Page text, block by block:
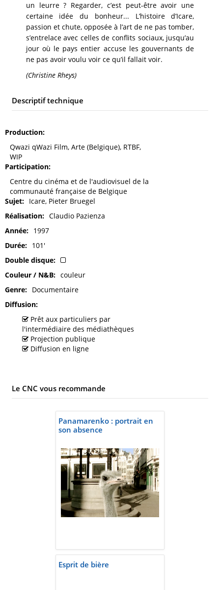
un leurre ? Regarder, c’est peut-être avoir une
certaine idée du bonheur... L’histoire d’Icare,
passion et chute, opposée à l’art de ne pas tomber,
s’entrelace avec celles de conflits sociaux, jusqu’au
jour où le pays entier accuse les gouvernants de
ne pas avoir voulu voir ce qu’il fallait voir.
(Christine Rheys)
Descriptif technique
Production
Qwazi qWazi Film, Arte (Belgique), RTBF,
WIP
Participation
Centre du cinéma et de l'audiovisuel de la
communauté française de Belgique
Sujet
Icare, Pieter Bruegel
Réalisation
Claudio Pazienza
Année
1997
Durée
101'
Double disque
Couleur / N&B
couleur
Genre
Documentaire
Diffusion
Prêt aux particuliers par
l'intermédiaire des médiathèques
Projection publique
Diffusion en ligne
Le CNC vous recommande
Panamarenko : portrait en
son absence
Esprit de bière